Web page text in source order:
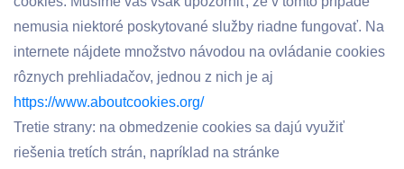
nemusia niektoré poskytované služby riadne fungovať. Na
internete nájdete množstvo návodou na ovládanie cookies
rôznych prehliadačov, jednou z nich je aj
https://www.aboutcookies.org/
Tretie strany: na obmedzenie cookies sa dajú využiť
riešenia tretích strán, napríklad na stránke